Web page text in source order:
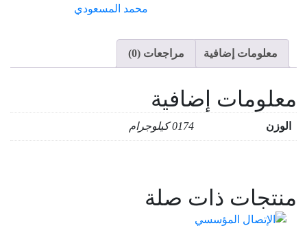
محمد المسعودي
معلومات إضافية مراجعات (0)
معلومات إضافية
الوزن 0174 كيلوجرام
منتجات ذات صلة